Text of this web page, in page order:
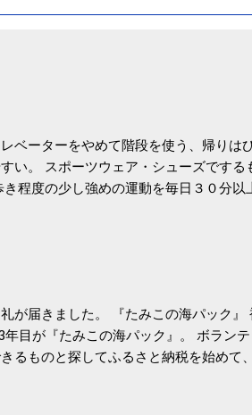
ベーターをやめて階段を使う、帰りは
い。 スポーツウェア・シューズでする
度の少し強めの運動を毎日３０分以
があるという。 正田教授は「汗ばむ
日３０分の早歩きで改善 筑波大「減
が届きました。 『たみこの海パック』
目が『たみこの海パック』。 ボラン
るものと探してふるさと納税を始めて
、節税になるほど稼げていないのでこ